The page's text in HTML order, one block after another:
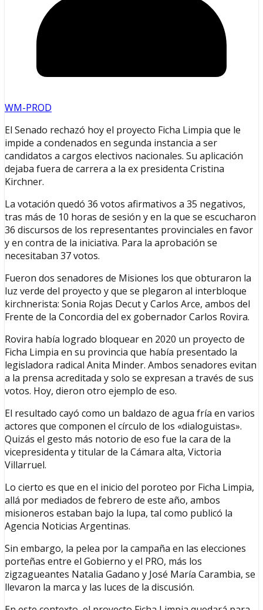
WM-PROD
El Senado rechazó hoy el proyecto Ficha Limpia que le
impide a condenados en segunda instancia a ser
candidatos a cargos electivos nacionales. Su aplicación
dejaba fuera de carrera a la ex presidenta Cristina
Kirchner.
La votación quedó 36 votos afirmativos a 35 negativos,
tras más de 10 horas de sesión y en la que se escucharon
36 discursos de los representantes provinciales en favor
y en contra de la iniciativa. Para la aprobación se
necesitaban 37 votos.
Fueron dos senadores de Misiones los que obturaron la
luz verde del proyecto y que se plegaron al interbloque
kirchnerista: Sonia Rojas Decut y Carlos Arce, ambos del
Frente de la Concordia del ex gobernador Carlos Rovira.
Rovira había logrado bloquear en 2020 un proyecto de
Ficha Limpia en su provincia que había presentado la
legisladora radical Anita Minder. Ambos senadores evitan
a la prensa acreditada y solo se expresan a través de sus
votos. Hoy, dieron otro ejemplo de eso.
El resultado cayó como un baldazo de agua fría en varios
actores que componen el círculo de los «dialoguistas».
Quizás el gesto más notorio de eso fue la cara de la
vicepresidenta y titular de la Cámara alta, Victoria
Villarruel.
Lo cierto es que en el inicio del poroteo por Ficha Limpia,
allá por mediados de febrero de este año, ambos
misioneros estaban bajo la lupa, tal como publicó la
Agencia Noticias Argentinas.
Sin embargo, la pelea por la campaña en las elecciones
porteñas entre el Gobierno y el PRO, más los
zigzagueantes Natalia Gadano y José María Carambia, se
llevaron la marca y las luces de la discusión.